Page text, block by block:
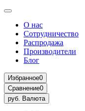
О нас
Сотрудничество
Распродажа
Производители
Блог
Избранное0
Сравнение0
руб. Валюта